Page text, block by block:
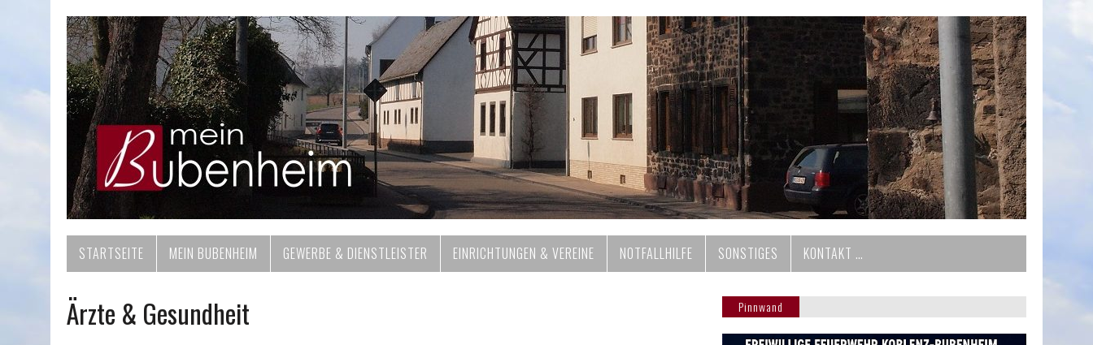
STARTSEITE MEIN BUBENHEIM GEWERBE & DIENSTLEISTER EINRICHTUNGEN & VEREINE NOTFALLHILFE SONSTIGES KONTAKT …
Ärzte & Gesundheit Pinnwand